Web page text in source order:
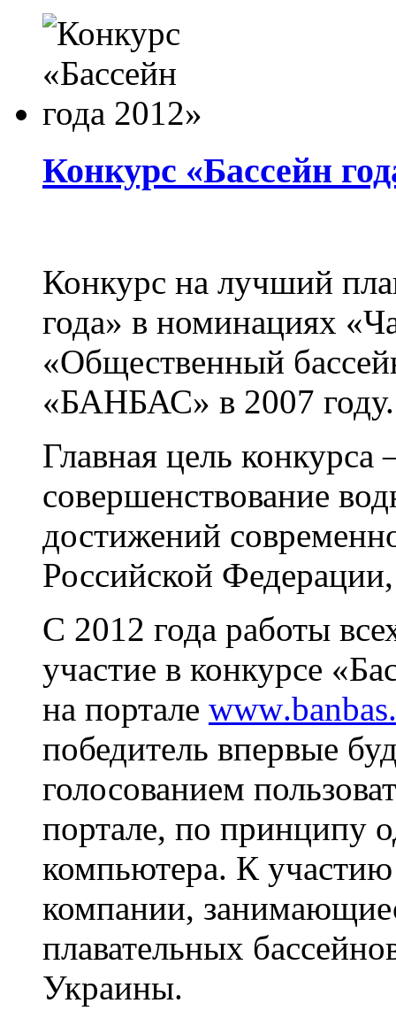
Конкурс «Бассейн
Конкурс на лучший
года» в номинациях
«Общественный
«БАНБАС» в 2007 году.
Главная цель конкурса
совершенствование
достижений
Российской
С 2012 года работы
участие в конкурсе
на портале www.banbas.
победитель впервые
голосованием
портале, по принципу
компьютера. К
компании,
плавательных
Украины.